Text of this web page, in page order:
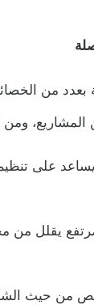
بعدد من
ومن
على
يقلل من
من حيث